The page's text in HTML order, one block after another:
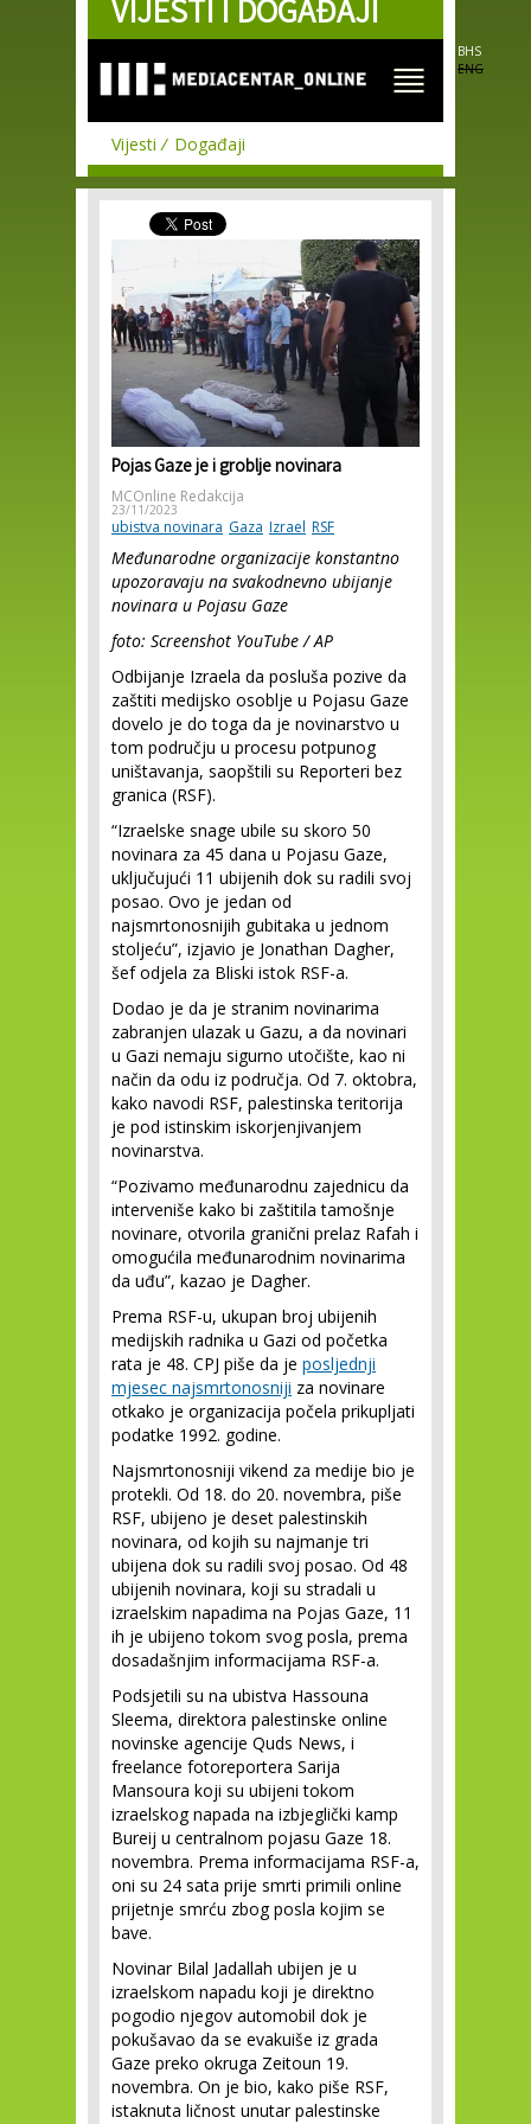
Skip to
main
VIJESTI I DOGAĐAJI
BHS
ENG
Vijesti Događaji
Pojas Gaze je i groblje novinara
MCOnline Redakcija
23/11/2023
ubistva novinara Gaza Izrael RSF
Međunarodne organizacije konstantno
upozoravaju na svakodnevno ubijanje
novinara u Pojasu Gaze
foto: Screenshot YouTube / AP
Odbijanje Izraela da posluša pozive da
zaštiti medijsko osoblje u Pojasu Gaze
dovelo je do toga da je novinarstvo u
tom području u procesu potpunog
uništavanja, saopštili su Reporteri bez
granica (RSF).
“Izraelske snage ubile su skoro 50
novinara za 45 dana u Pojasu Gaze,
uključujući 11 ubijenih dok su radili svoj
posao. Ovo je jedan od
najsmrtonosnijih gubitaka u jednom
stoljeću”, izjavio je Jonathan Dagher,
šef odjela za Bliski istok RSF-a.
Dodao je da je stranim novinarima
zabranjen ulazak u Gazu, a da novinari
u Gazi nemaju sigurno utočište, kao ni
način da odu iz područja. Od 7. oktobra,
kako navodi RSF, palestinska teritorija
je pod istinskim iskorjenjivanjem
novinarstva.
“Pozivamo međunarodnu zajednicu da
interveniše kako bi zaštitila tamošnje
novinare, otvorila granični prelaz Rafah i
omogućila međunarodnim novinarima
da uđu”, kazao je Dagher.
Prema RSF-u, ukupan broj ubijenih
medijskih radnika u Gazi od početka
rata je 48. CPJ piše da je posljednji
mjesec najsmrtonosniji za novinare
otkako je organizacija počela prikupljati
podatke 1992. godine.
Najsmrtonosniji vikend za medije bio je
protekli. Od 18. do 20. novembra, piše
RSF, ubijeno je deset palestinskih
novinara, od kojih su najmanje tri
ubijena dok su radili svoj posao. Od 48
ubijenih novinara, koji su stradali u
izraelskim napadima na Pojas Gaze, 11
ih je ubijeno tokom svog posla, prema
dosadašnjim informacijama RSF-a.
Podsjetili su na ubistva Hassouna
Sleema, direktora palestinske online
novinske agencije Quds News, i
freelance fotoreportera Sarija
Mansoura koji su ubijeni tokom
izraelskog napada na izbjeglički kamp
Bureij u centralnom pojasu Gaze 18.
novembra. Prema informacijama RSF-a,
oni su 24 sata prije smrti primili online
prijetnje smrću zbog posla kojim se
bave.
Novinar Bilal Jadallah ubijen je u
izraelskom napadu koji je direktno
pogodio njegov automobil dok je
pokušavao da se evakuiše iz grada
Gaze preko okruga Zeitoun 19.
novembra. On je bio, kako piše RSF,
istaknuta ličnost unutar palestinske